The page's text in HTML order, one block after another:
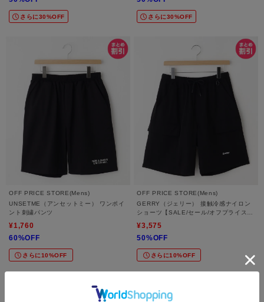
さらに30%OFF さらに30%OFF
OFF PRICE STORE(Mens)
UNSETME（アンセットミー） ワンポイ
ント刺繍パンツ
¥1,760
60%OFF
さらに10%OFF
OFF PRICE STORE(Mens)
GERRY（ジェリー） 接触冷感ナイロン
ショーツ【SALE/セール/オフプライス/
ィースタイル/ユニセックス】
¥3,575
50%OFF
さらに10%OFF